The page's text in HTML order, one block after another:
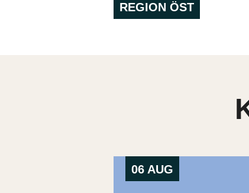
REGION ÖST
06 AUG